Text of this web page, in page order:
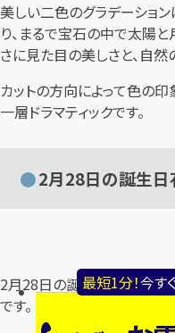
最短1分！今す
美しい二色のグラデーショ
り、まるで宝石の中で太陽
さに見た目の美しさと、自
カットの方向によって色の
一層ドラマティックです。
2月28日の誕生日
2月28日の誕生日石「コー
です。